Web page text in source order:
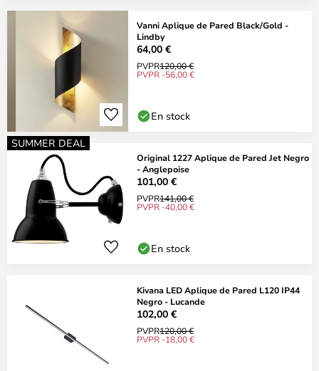
Vanni Aplique de Pared Black/Gold -
Lindby
64,00 €
PVPR120,00 €
PVPR -56,00 €
En stock
SUMMER DEAL
Original 1227 Aplique de Pared Jet Negro
- Anglepoise
101,00 €
PVPR141,00 €
PVPR -40,00 €
En stock
Kivana LED Aplique de Pared L120 IP44
Negro - Lucande
102,00 €
PVPR120,00 €
PVPR -18,00 €